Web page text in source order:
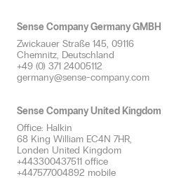
Sense Company Germany GMBH
Zwickauer Straße 145, 09116
Chemnitz, Deutschland
+49 (0) 371 24005112
germany@sense-company.com
Sense Company United Kingdom
Office: Halkin
68 King William EC4N 7HR,
Londen United Kingdom
+443300437511 office
+447577004892 mobile